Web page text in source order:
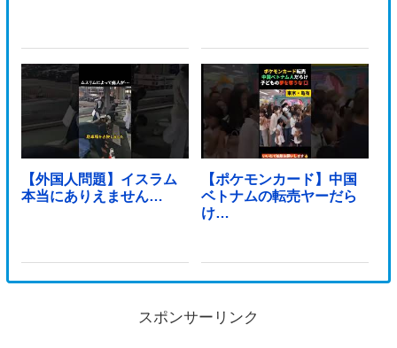
【外国人問題】イスラム
本当にありえません…
【ポケモンカード】中国
ベトナムの転売ヤーだら
け…
スポンサーリンク